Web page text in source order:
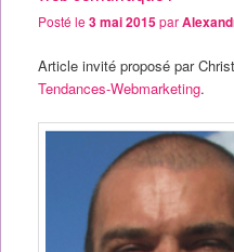
Posté le 3 mai 2015par
Article invité proposé par
Tendances-Webmarketing.